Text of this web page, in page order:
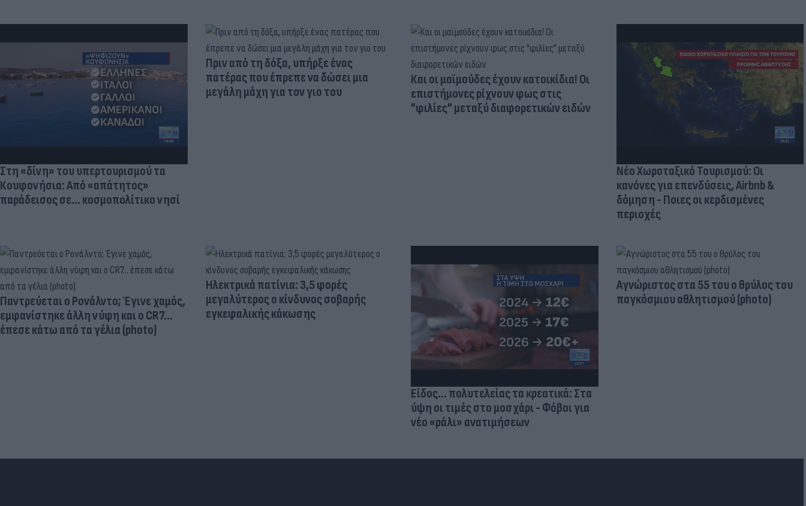
Στη «δίνη» του υπερτουρισμού τα
Κουφονήσια: Από «απάτητος»
παράδεισος σε... κοσμοπολίτικο νησί
Πριν από τη δόξα, υπήρξε ένας
πατέρας που έπρεπε να δώσει μια
μεγάλη μάχη για τον γιο του
Και οι μαϊμούδες έχουν κατοικίδια! Οι
επιστήμονες ρίχνουν φως στις
"φιλίες" μεταξύ διαφορετικών ειδών
Νέο Χωροταξικό Τουρισμού: Οι
κανόνες για επενδύσεις, Airbnb &
δόμηση - Ποιες οι κερδισμένες
περιοχές
Παντρεύεται ο Ρονάλντο; Έγινε χαμός,
εμφανίστηκε άλλη νύφη και ο CR7…
έπεσε κάτω από τα γέλια (photo)
Ηλεκτρικά πατίνια: 3,5 φορές
μεγαλύτερος ο κίνδυνος σοβαρής
εγκεφαλικής κάκωσης
Είδος... πολυτελείας τα κρεατικά: Στα
ύψη οι τιμές στο μοσχάρι - Φόβοι για
νέο «ράλι» ανατιμήσεων
Aγνώριστος στα 55 του ο θρύλος του
παγκόσμιου αθλητισμού (photo)